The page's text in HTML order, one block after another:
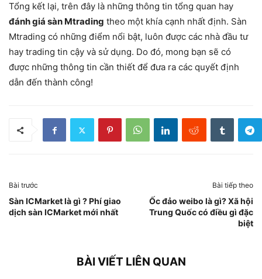
Tổng kết lại, trên đây là những thông tin tổng quan hay
đánh giá sàn Mtrading theo một khía cạnh nhất định. Sàn
Mtrading có những điểm nổi bật, luôn được các nhà đầu tư
hay trading tin cậy và sử dụng. Do đó, mong bạn sẽ có
được những thông tin cần thiết để đưa ra các quyết định
dẫn đến thành công!
Bài trước
Sàn ICMarket là gì ? Phí giao
dịch sàn ICMarket mới nhất
Bài tiếp theo
Ốc đảo weibo là gì? Xã hội
Trung Quốc có điều gì đặc
biệt
BÀI VIẾT LIÊN QUAN